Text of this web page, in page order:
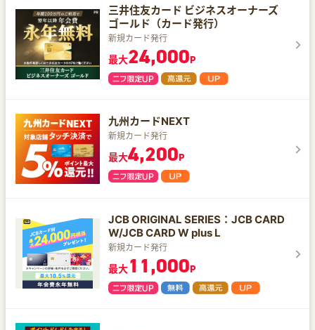
三井住友カード ビジネスオーナーズ
ゴールド（カード発行）
新規カード発行
最大24,000P
九州カードNEXT
新規カード発行
最大4,200P
JCB ORIGINAL SERIES：JCB CARD
W/JCB CARD W plus L
新規カード発行
最大11,000P